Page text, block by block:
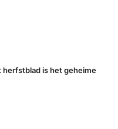
is het geheime